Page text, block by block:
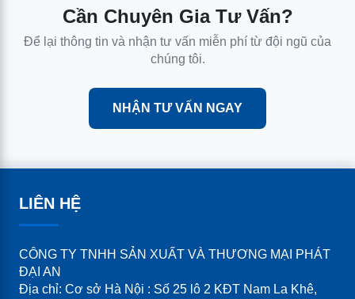
Cần Chuyên Gia Tư Vấn?
Để lại thông tin và nhận tư vấn miễn phí từ đội ngũ của
chúng tôi.
NHẬN TƯ VẤN NGAY
LIÊN HỆ
CÔNG TY TNHH SẢN XUẤT VÀ THƯƠNG MẠI PHÁT
ĐẠI AN
Địa chỉ: Cơ sở Hà Nội : Số 25 lô 2 KĐT Nam La Khê,